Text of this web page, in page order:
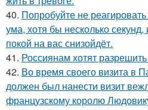
40. Попробуйте не
ума, хотя бы несколько
покой на вас снизойдёт.
41. Россиянам хотят
42. Во время своего визита в
должен был нанести визит
французскому королю